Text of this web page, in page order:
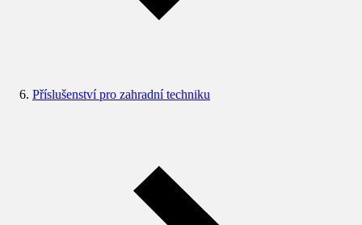
Příslušenství pro zahradní techniku